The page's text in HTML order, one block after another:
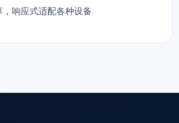
响应式适配各种设备